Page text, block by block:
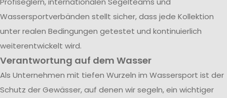
Wassersportverbänden stellt sicher, dass jede Kollektion
unter realen Bedingungen getestet und kontinuierlich
weiterentwickelt wird.
Verantwortung auf dem Wasser
Als Unternehmen mit tiefen Wurzeln im Wassersport ist der
Schutz der Gewässer, auf denen wir segeln, ein wichtiger